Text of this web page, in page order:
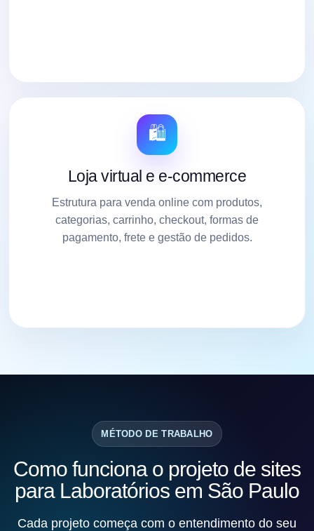
🛍️
Loja virtual e e-commerce
Estrutura para venda online com produtos,
categorias, carrinho, checkout, formas de
pagamento, frete e gestão de pedidos.
MÉTODO DE TRABALHO
Como funciona o projeto de sites
para Laboratórios em São Paulo
Cada projeto começa com o entendimento do seu